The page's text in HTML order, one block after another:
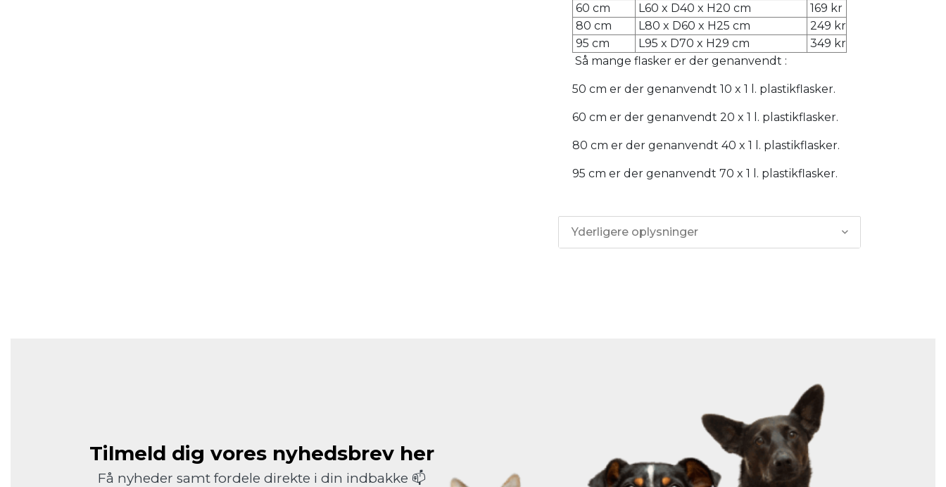
60 cm
L60 x D40 x H20 cm
169 kr
80 cm
L80 x D60 x H25 cm
249 kr
95 cm
L95 x D70 x H29 cm
349 kr
Så mange flasker er der genanvendt :
50 cm er der genanvendt 10 x 1 l. plastikflasker.
60 cm er der genanvendt 20 x 1 l. plastikflasker.
80 cm er der genanvendt 40 x 1 l. plastikflasker.
95 cm er der genanvendt 70 x 1 l. plastikflasker.
Yderligere oplysninger
Tilmeld dig vores nyhedsbrev her
Få nyheder samt fordele direkte i din indbakke 📫